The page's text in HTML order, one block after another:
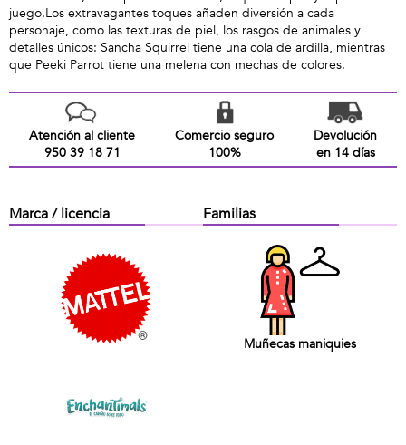
juego.Los extravagantes toques añaden diversión a cada
personaje, como las texturas de piel, los rasgos de animales y
detalles únicos: Sancha Squirrel tiene una cola de ardilla, mientras
que Peeki Parrot tiene una melena con mechas de colores.
Atención al cliente
950 39 18 71
Comercio seguro
100%
Devolución
en 14 días
Marca / licencia Familias
Muñecas maniquies